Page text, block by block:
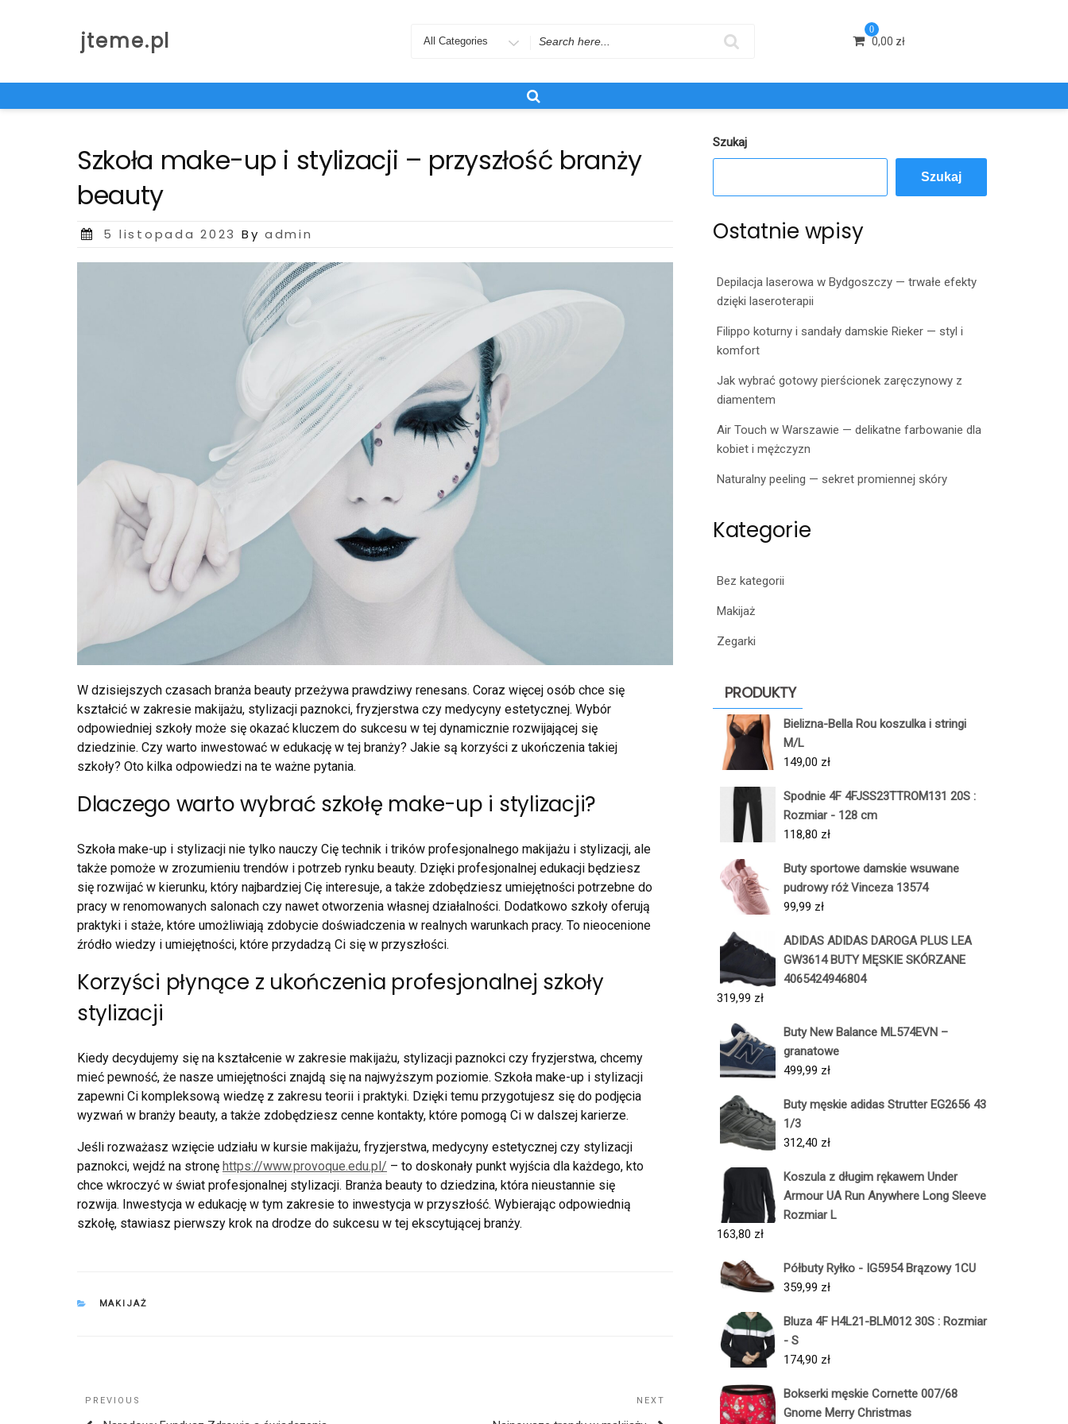
jteme.pl
Search
0
0,00 zł
Szkoła make-up i stylizacji – przyszłość branży
beauty
Posted
5 listopada 2023 Byadmin
W dzisiejszych czasach branża beauty przeżywa prawdziwy renesans. Coraz więcej osób chce się
kształcić w zakresie makijażu, stylizacji paznokci, fryzjerstwa czy medycyny estetycznej. Wybór
odpowiedniej szkoły może się okazać kluczem do sukcesu w tej dynamicznie rozwijającej się
dziedzinie. Czy warto inwestować w edukację w tej branży? Jakie są korzyści z ukończenia takiej
szkoły? Oto kilka odpowiedzi na te ważne pytania.
Dlaczego warto wybrać szkołę make-up i stylizacji?
Szkoła make-up i stylizacji nie tylko nauczy Cię technik i trików profesjonalnego makijażu i stylizacji, ale
także pomoże w zrozumieniu trendów i potrzeb rynku beauty. Dzięki profesjonalnej edukacji będziesz
się rozwijać w kierunku, który najbardziej Cię interesuje, a także zdobędziesz umiejętności potrzebne do
pracy w renomowanych salonach czy nawet otworzenia własnej działalności. Dodatkowo szkoły oferują
praktyki i staże, które umożliwiają zdobycie doświadczenia w realnych warunkach pracy. To nieocenione
źródło wiedzy i umiejętności, które przydadzą Ci się w przyszłości.
Korzyści płynące z ukończenia profesjonalnej szkoły
stylizacji
Kiedy decydujemy się na kształcenie w zakresie makijażu, stylizacji paznokci czy fryzjerstwa, chcemy
mieć pewność, że nasze umiejętności znajdą się na najwyższym poziomie. Szkoła make-up i stylizacji
zapewni Ci kompleksową wiedzę z zakresu teorii i praktyki. Dzięki temu przygotujesz się do podjęcia
wyzwań w branży beauty, a także zdobędziesz cenne kontakty, które pomogą Ci w dalszej karierze.
Jeśli rozważasz wzięcie udziału w kursie makijażu, fryzjerstwa, medycyny estetycznej czy stylizacji
paznokci, wejdź na stronę https://www.provoque.edu.pl/ – to doskonały punkt wyjścia dla każdego, kto
chce wkroczyć w świat profesjonalnej stylizacji. Branża beauty to dziedzina, która nieustannie się
rozwija. Inwestycja w edukację w tym zakresie to inwestycja w przyszłość. Wybierając odpowiednią
szkołę, stawiasz pierwszy krok na drodze do sukcesu w tej ekscytującej branży.
CATEGORIES
MAKIJAŻ
Nawigacja
Previous
PREVIOUS NEXT
Szukaj
Szukaj
Ostatnie wpisy
Depilacja laserowa w Bydgoszczy — trwałe efekty
dzięki laseroterapii
Filippo koturny i sandały damskie Rieker — styl i
komfort
Jak wybrać gotowy pierścionek zaręczynowy z
diamentem
Air Touch w Warszawie — delikatne farbowanie dla
kobiet i mężczyzn
Naturalny peeling — sekret promiennej skóry
Kategorie
Bez kategorii
Makijaż
Zegarki
PRODUKTY
Bielizna-Bella Rou koszulka i stringi
M/L
149,00 zł
Spodnie 4F 4FJSS23TTROM131 20S :
Rozmiar - 128 cm
118,80 zł
Buty sportowe damskie wsuwane
pudrowy róż Vinceza 13574
99,99 zł
ADIDAS ADIDAS DAROGA PLUS LEA
GW3614 BUTY MĘSKIE SKÓRZANE
4065424946804
319,99 zł
Buty New Balance ML574EVN –
granatowe
499,99 zł
Buty męskie adidas Strutter EG2656 43
1/3
312,40 zł
Koszula z długim rękawem Under
Armour UA Run Anywhere Long Sleeve
Rozmiar L
163,80 zł
Półbuty Ryłko - IG5954 Brązowy 1CU
359,99 zł
Bluza 4F H4L21-BLM012 30S : Rozmiar
- S
174,90 zł
Bokserki męskie Cornette 007/68
Gnome Merry Christmas